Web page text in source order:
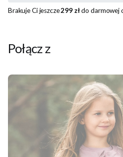
Brakuje Ci jeszcze299 złdo darmowej
Połącz z